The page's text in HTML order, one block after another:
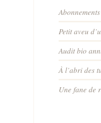
Petit aveu
Audit bio
À l’abri des
Une fane de